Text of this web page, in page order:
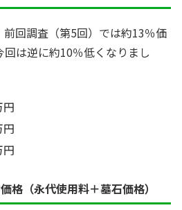
回調査（第5回）では約13％価
は逆に約10％低くなりまし
格（永代使用料＋墓石価格）